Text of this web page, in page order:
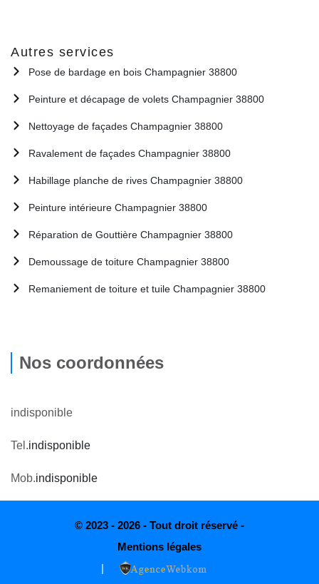
Autres services
Pose de bardage en bois Champagnier 38800
Peinture et décapage de volets Champagnier 38800
Nettoyage de façades Champagnier 38800
Ravalement de façades Champagnier 38800
Habillage planche de rives Champagnier 38800
Peinture intérieure Champagnier 38800
Réparation de Gouttière Champagnier 38800
Demoussage de toiture Champagnier 38800
Remaniement de toiture et tuile Champagnier 38800
Nos coordonnées
indisponible
Tel.indisponible
Mob.indisponible
© 2023 - 2026 - Tout droit réservé -
Mentions légales
|